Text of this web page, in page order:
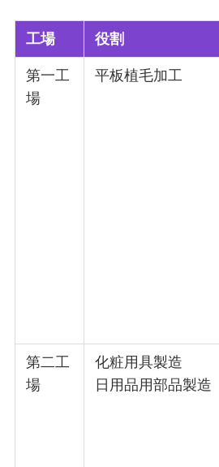
工場 役割
第一工
場
平板植毛加工
第二工
場
化粧用具製造
日用品用部品製造